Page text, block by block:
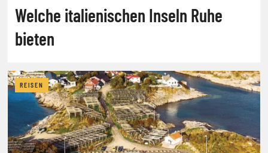
Welche italienischen Inseln Ruhe
bieten
REISEN